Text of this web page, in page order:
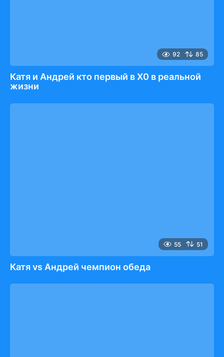
92 85
Катя и Андрей кто первый в Х0 в реальной
жизни
55 51
Катя vs Андрей чемпион обеда